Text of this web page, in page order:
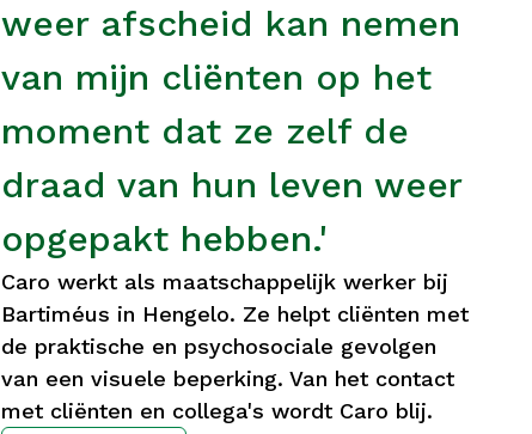
weer afscheid kan nemen
van mijn cliënten op het
moment dat ze zelf de
draad van hun leven weer
opgepakt hebben.'
Caro werkt als maatschappelijk werker bij
Bartiméus in Hengelo. Ze helpt cliënten met
de praktische en psychosociale gevolgen
van een visuele beperking. Van het contact
met cliënten en collega's wordt Caro blij.